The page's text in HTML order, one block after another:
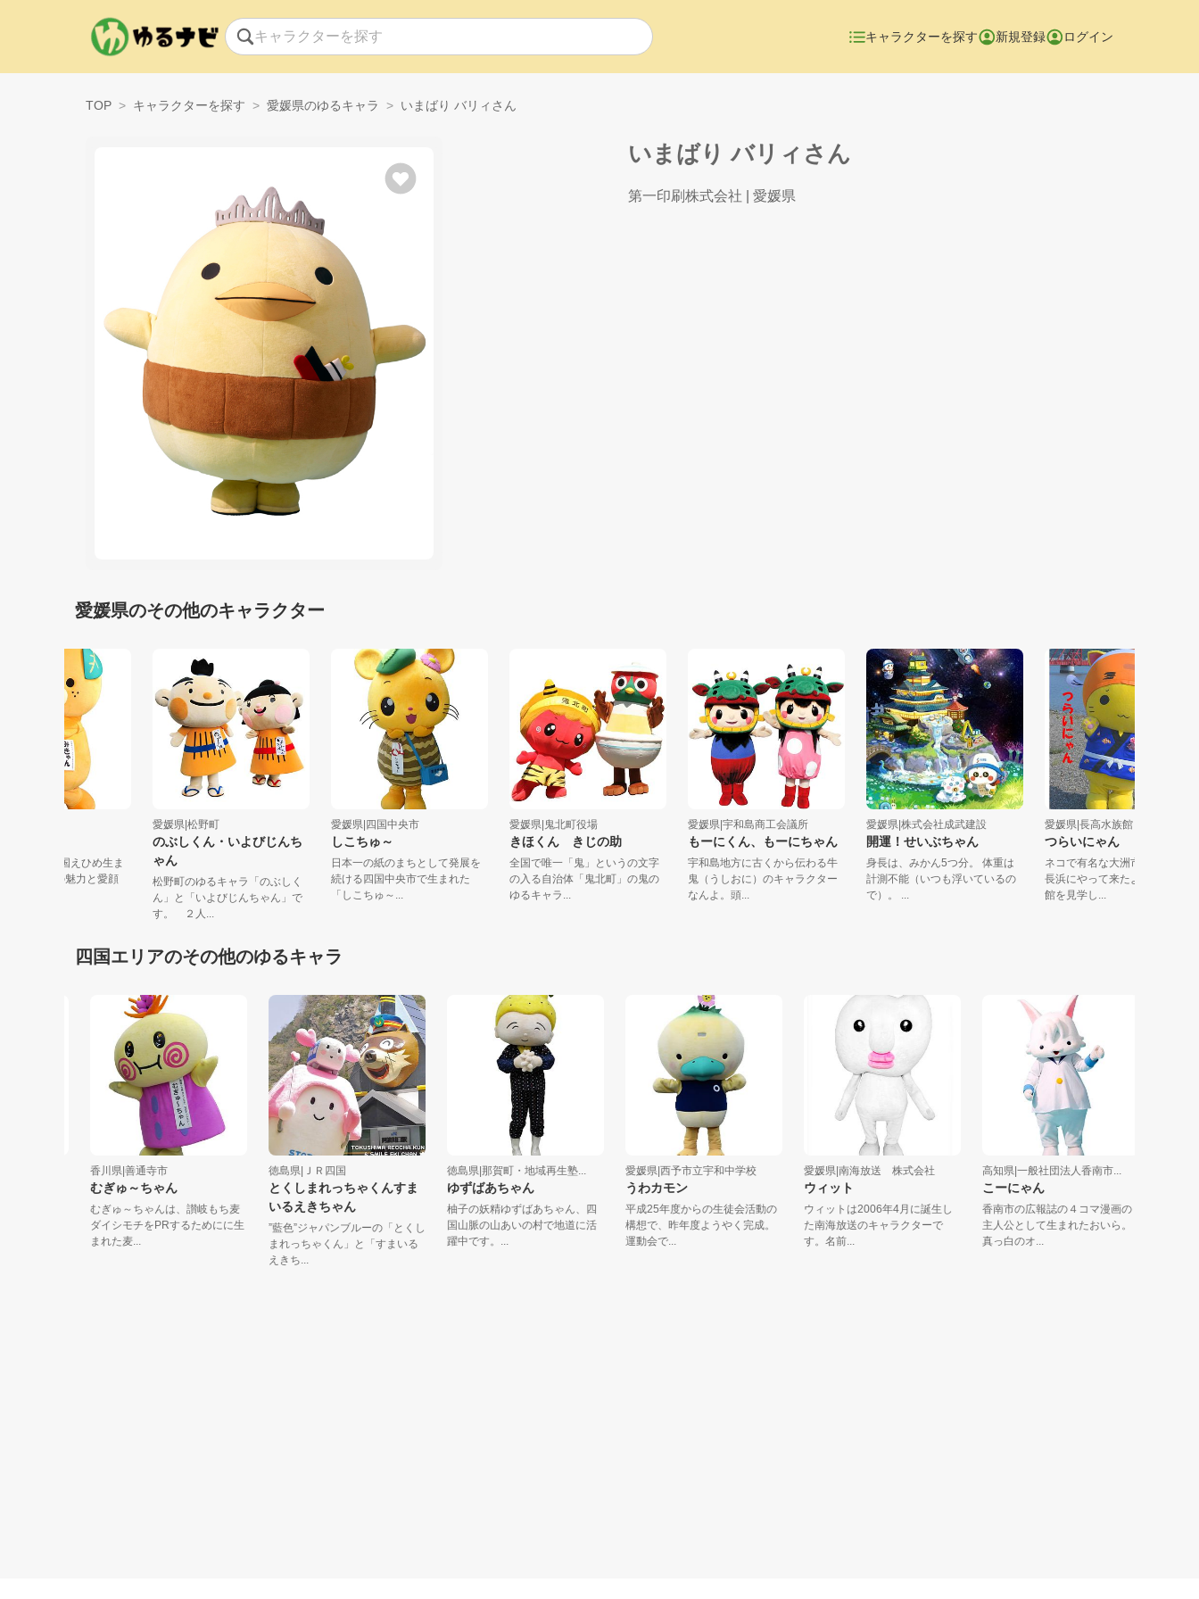
キャラクターを探す 新規登録 ログイン
TOP キャラクターを探す 愛媛県のゆるキャラ いまばり バリィさん
いまばり バリィさん
第一印刷株式会社 | 愛媛県
愛媛県のその他のキャラクター
きゃんは柑橘王国えひめ生ま
なんよ～♪愛媛の魅力と愛顔
愛媛県|松野町
のぶしくん・いよびじんち
ゃん
松野町のゆるキャラ「のぶしく
ん」と「いよびじんちゃん」で
す。 ２人...
愛媛県|四国中央市
しこちゅ～
日本一の紙のまちとして発展を
続ける四国中央市で生まれた
「しこちゅ～...
愛媛県|鬼北町役場
きほくん きじの助
全国で唯一「鬼」というの文字
の入る自治体「鬼北町」の鬼の
ゆるキャラ...
愛媛県|宇和島商工会議所
もーにくん、もーにちゃん
宇和島地方に古くから伝わる牛
鬼（うしおに）のキャラクター
なんよ。頭...
愛媛県|株式会社成武建設
開運！せいぶちゃん
身長は、みかん5つ分。 体重は
計測不能（いつも浮いているの
で）。 ...
愛媛県|長高水族館
つらいにゃん
ネコで有名な大洲市青島か
長浜にやって来たよ。長高
館を見学し...
四国エリアのその他のゆるキャラ
香川県|善通寺市
むぎゅ～ちゃん
むぎゅ～ちゃんは、讃岐もち麦
ダイシモチをPRするためにに生
まれた麦...
徳島県|ＪＲ四国
とくしまれっちゃくんすま
いるえきちゃん
”藍色”ジャパンブルーの「とくし
まれっちゃくん」と「すまいる
えきち...
徳島県|那賀町・地域再生塾...
ゆずばあちゃん
柚子の妖精ゆずばあちゃん、四
国山脈の山あいの村で地道に活
躍中です。...
愛媛県|西予市立宇和中学校
うわカモン
平成25年度からの生徒会活動の
構想で、昨年度ようやく完成。
運動会で...
愛媛県|南海放送 株式会社
ウィット
ウィットは2006年4月に誕生し
た南海放送のキャラクターで
す。名前...
高知県|一般社団法人香南市...
こーにゃん
香南市の広報誌の４コマ漫画の
主人公として生まれたおいら。
真っ白のオ...